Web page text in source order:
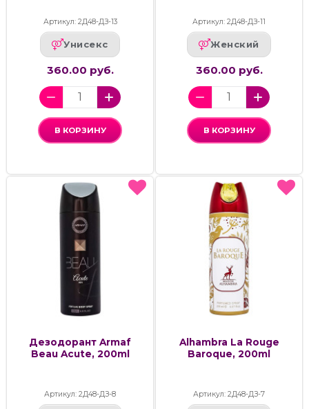
Артикул: 2Д48-ДЗ-13
Унисекс
360.00 руб.
В КОРЗИНУ
Артикул: 2Д48-ДЗ-11
Женский
360.00 руб.
В КОРЗИНУ
Дезодорант Armaf
Beau Acute, 200ml
Артикул: 2Д48-ДЗ-8
Alhambra La Rouge
Baroque, 200ml
Артикул: 2Д48-ДЗ-7